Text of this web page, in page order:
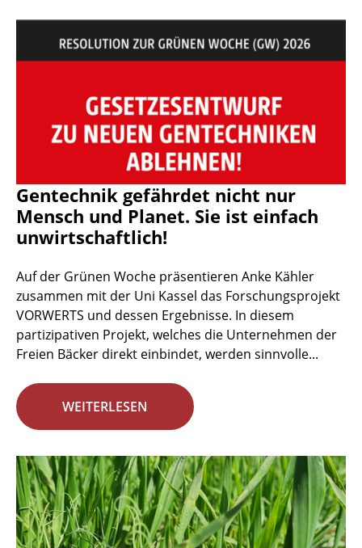
Gentechnik gefährdet nicht nur
Mensch und Planet. Sie ist einfach
unwirtschaftlich!
Auf der Grünen Woche präsentieren Anke Kähler
zusammen mit der Uni Kassel das Forschungsprojekt
VORWERTS und dessen Ergebnisse. In diesem
partizipativen Projekt, welches die Unternehmen der
Freien Bäcker direkt einbindet, werden sinnvolle...
WEITERLESEN